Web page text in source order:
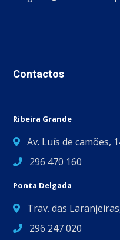
Contactos
Ribeira Grande
Av. Luís de camões,
296 470 160
Ponta Delgada
Trav. das
296 247 020